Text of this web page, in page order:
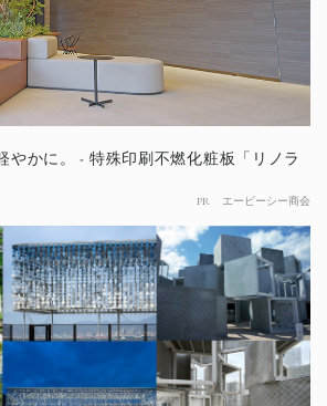
やかに。 - 特殊印刷不燃化粧板「リノラ
PR エービーシー商会